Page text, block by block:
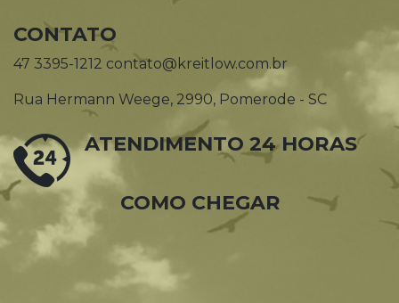
CONTATO
47 3395-1212 contato@kreitlow.com.br
Rua Hermann Weege, 2990, Pomerode - SC
ATENDIMENTO 24 HORAS
COMO CHEGAR